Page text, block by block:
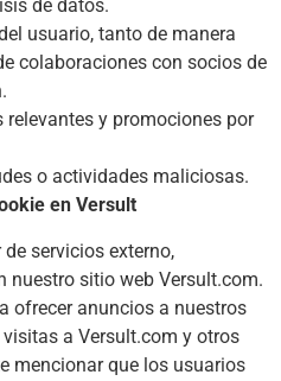
de datos.
usuario, tanto de manera
colaboraciones con socios de
relevantes y promociones por
o actividades maliciosas.
en Versult
servicios externo,
nuestro sitio web Versult.com.
ofrecer anuncios a nuestros
a Versult.com y otros
mencionar que los usuarios